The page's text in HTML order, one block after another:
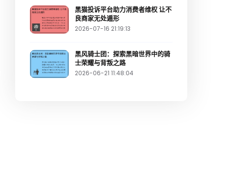
黑猫投诉平台助力消费者维权 让不
良商家无处遁形
2026-07-16 21:19:13
黑风骑士团：探索黑暗世界中的骑
士荣耀与背叛之路
2026-06-21 11:48:04